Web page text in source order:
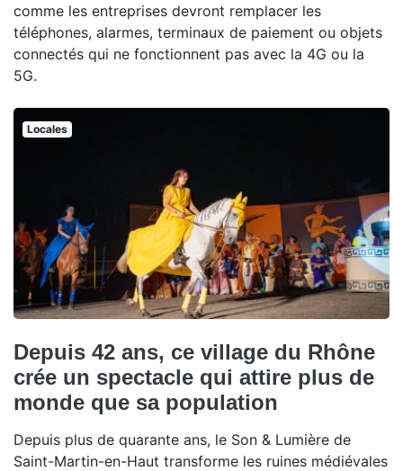
comme les entreprises devront remplacer les
téléphones, alarmes, terminaux de paiement ou objets
connectés qui ne fonctionnent pas avec la 4G ou la
5G.
Locales
Depuis 42 ans, ce village du Rhône
crée un spectacle qui attire plus de
monde que sa population
Depuis plus de quarante ans, le Son & Lumière de
Saint-Martin-en-Haut transforme les ruines médiévales